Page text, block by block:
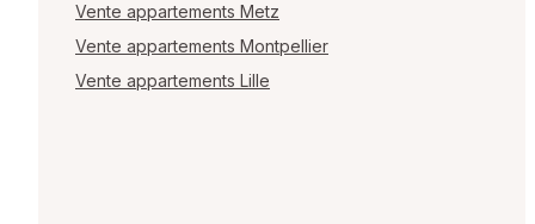
Vente appartements Metz
Vente appartements Montpellier
Vente appartements Lille